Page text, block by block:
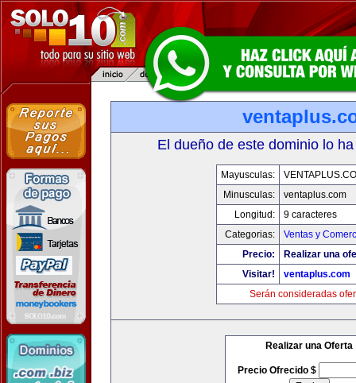
El dueño de este dominio lo
Mayusculas:
Minusculas:
ventaplus.com
Longitud:
9 caracteres
Categorias:
Ventas y
Precio:
Realizar una
Visitar!
ventaplus.com
Serán consideradas
Realizar una Oferta
Precio Ofrecido $